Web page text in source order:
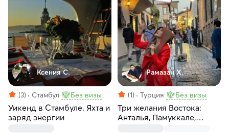
Ксения С.
(3) Стамбул Без визы
Уикенд в Стамбуле. Яхта и
заряд энергии
Рамазан Х.
(1) Турция Без визы
Три желания Востока:
Анталья, Памуккале,